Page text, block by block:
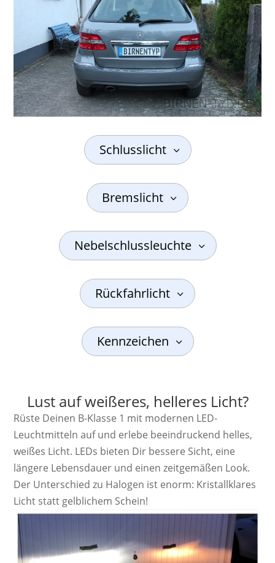
Schlusslicht
Bremslicht
Nebelschlussleuchte
Rückfahrlicht
Kennzeichen
Lust auf weißeres, helleres Licht?
Rüste Deinen B-Klasse 1 mit modernen LED-
Leuchtmitteln auf und erlebe beeindruckend helles,
weißes Licht. LEDs bieten Dir bessere Sicht, eine
längere Lebensdauer und einen zeitgemäßen Look.
Der Unterschied zu Halogen ist enorm: Kristallklares
Licht statt gelblichem Schein!